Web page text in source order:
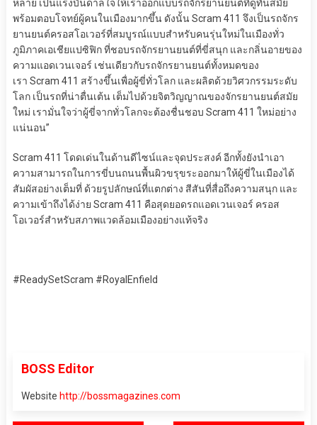
หลาย เป็นแรงบันดาลใจให้เราออกแบบรถจักรยานยนต์ที่ดูทันสมัย
พร้อมตอบโจทย์ผู้คนในเมืองมากขึ้น ดังนั้น Scram 411 จึงเป็นรถจักร
ยานยนต์ครอสโอเวอร์ที่สมบูรณ์แบบสำหรับคนรุ่นใหม่ในเมืองทั่ว
ภูมิภาคเอเชียแปซิฟิก ที่ชอบรถจักรยานยนต์ที่ขี่สนุก และกลิ่นอายของ
ความแอดเวนเจอร์ เช่นเดียวกับรถจักรยานยนต์ทั้งหมดของ
เรา Scram 411 สร้างขึ้นเพื่อผู้ขี่ทั่วโลก และผลิตด้วยวิศวกรรมระดับ
โลก เป็นรถที่น่าตื่นเต้น เต็มไปด้วยจิตวิญญาณของจักรยานยนต์สมัย
ใหม่ เรามั่นใจว่าผู้ขี่จากทั่วโลกจะต้องชื่นชอบ Scram 411 ใหม่อย่าง
แน่นอน”
Scram 411 โดดเด่นในด้านดีไซน์และจุดประสงค์ อีกทั้งยังนำเอา
ความสามารถในการขี่บนถนนพื้นผิวขรุขระออกมาให้ผู้ขี่ในเมืองได้
สัมผัสอย่างเต็มที่ ด้วยรูปลักษณ์ที่แตกต่าง สีสันที่สื่อถึงความสนุก และ
ความเข้าถึงได้ง่าย Scram 411 คือสุดยอดรถแอดเวนเจอร์ ครอส
โอเวอร์สำหรับสภาพแวดล้อมเมืองอย่างแท้จริง
#ReadySetScram #RoyalEnfield
BOSS Editor
Website http://bossmagazines.com